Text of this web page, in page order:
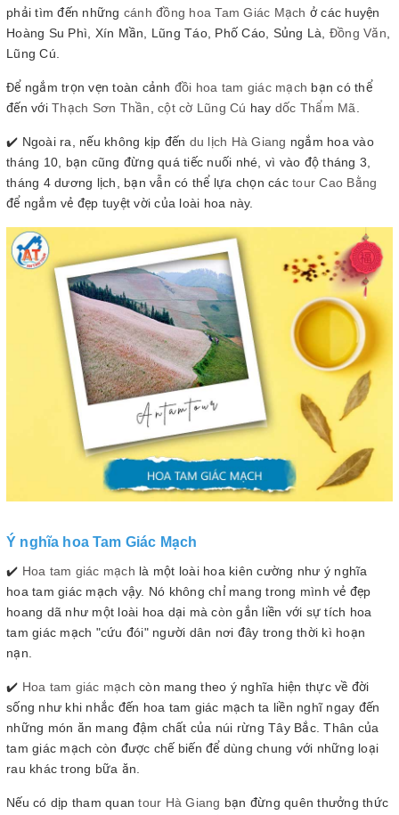
phải tìm đến những cánh đồng hoa Tam Giác Mạch ở các huyện
Hoàng Su Phì, Xín Mần, Lũng Táo, Phố Cáo, Sủng Là, Đồng Văn
Lũng Cú.
Để ngắm trọn vẹn toàn cảnh đồi hoa tam giác mạch bạn có thể
đến với Thạch Sơn Thần cột cờ Lũng Cú hay dốc Thẩm Mã
✔️ Ngoài ra, nếu không kịp đến du lịch Hà Giang ngắm hoa vào
tháng 10, bạn cũng đừng quá tiếc nuối nhé, vì vào độ tháng 3,
tháng 4 dương lịch, bạn vẫn có thể lựa chọn các tour Cao Bằng
để ngắm vẻ đẹp tuyệt vời của loài hoa này.
Ý nghĩa hoa Tam Giác Mạch
✔️ Hoa tam giác mạch là một loài hoa kiên cường như ý nghĩa
hoa tam giác mạch vậy. Nó không chỉ mang trong mình vẻ đẹp
hoang dã như một loài hoa dại mà còn gắn liền với sự tích hoa
tam giác mạch "cứu đói" người dân nơi đây trong thời kì hoạn
nạn.
✔️ Hoa tam giác mạch còn mang theo ý nghĩa hiện thực về đời
sống như khi nhắc đến hoa tam giác mạch ta liền nghĩ ngay đến
những món ăn mang đậm chất của núi rừng Tây Bắc. Thân của
tam giác mạch còn được chế biến để dùng chung với những loại
rau khác trong bữa ăn.
Nếu có dịp tham quantour Hà Giang bạn đừng quên thưởng thức